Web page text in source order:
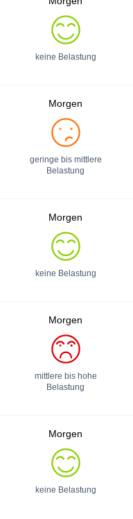
keine Belastung
Morgen
geringe bis mittlere
Belastung
Morgen
keine Belastung
Morgen
mittlere bis hohe
Belastung
Morgen
keine Belastung